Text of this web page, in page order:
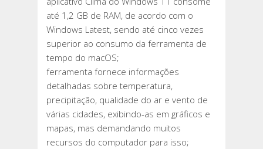
até 1,2 GB de RAM, de acordo com o
Windows Latest, sendo até cinco vezes
superior ao consumo da ferramenta de
tempo do macOS;
ferramenta fornece informações
detalhadas sobre temperatura,
precipitação, qualidade do ar e vento de
várias cidades, exibindo-as em gráficos e
mapas, mas demandando muitos
recursos do computador para isso;